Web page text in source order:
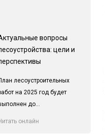
вопросы
цели и
лесоустроительных
на 2025 год будет
до...
онлайн